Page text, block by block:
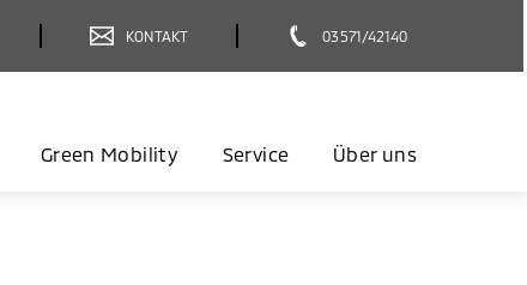
KONTAKT 03571/42140
Green Mobility Service Über uns